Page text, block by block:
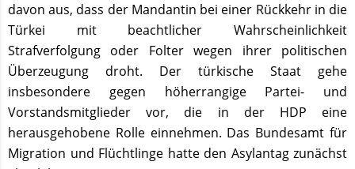
davon aus, dass der Mandantin bei einer Rückkehr in die
Türkei mit beachtlicher Wahrscheinlichkeit
Strafverfolgung oder Folter wegen ihrer politischen
Überzeugung droht. Der türkische Staat gehe
insbesondere gegen höherrangige Partei- und
Vorstandsmitglieder vor, die in der HDP eine
herausgehobene Rolle einnehmen. Das Bundesamt für
Migration und Flüchtlinge hatte den Asylantag zunächst